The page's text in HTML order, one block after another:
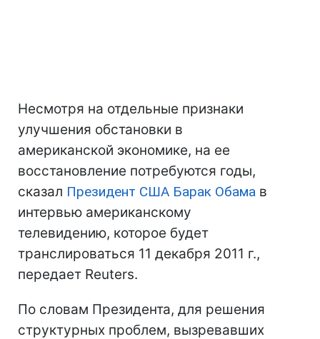
Несмотря на отдельные признаки
улучшения обстановки в
американской экономике, на ее
восстановление потребуются годы,
сказал Президент США Барак Обама в
интервью американскому
телевидению, которое будет
транслироваться 11 декабря 2011 г.,
передает Reuters.
По словам Президента, для решения
структурных проблем, вызревавших